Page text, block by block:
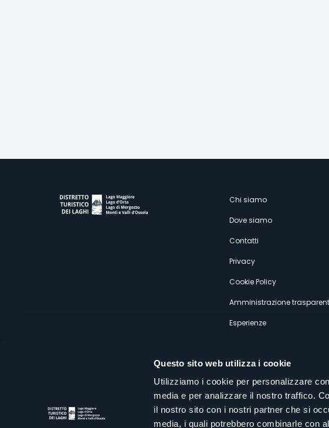
Questo sito web utilizza i cookie
Utilizziamo i cookie per personalizzare
media e per analizzare il nostro traffico.
il nostro sito con i nostri partner che si
media, i quali potrebbero combinarle con
Menù
Chi siamo
Dove siamo
Contatti
Privacy
Cookie Policy
Amministrazione
Esperienze
Distretto Turistico dei Laghi Scrl
Sede legale e operativa: Corso Italia 26 - 28838 Stresa VB - Italy